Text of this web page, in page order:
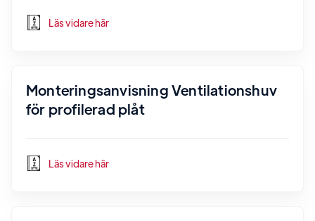
Läs vidare här
Monteringsanvisning Ventilationshuv
för profilerad plåt
Läs vidare här